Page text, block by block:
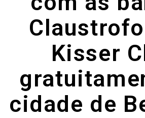
Kisser
cidade de